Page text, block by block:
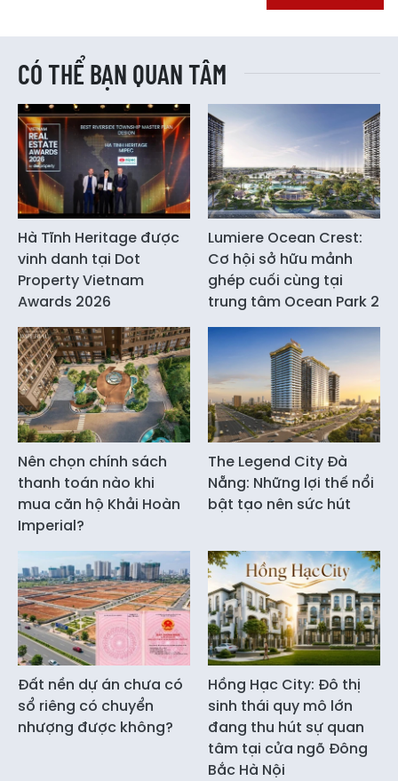
CÓ THỂ BẠN QUAN TÂM
Hà Tĩnh Heritage được
vinh danh tại Dot
Property Vietnam
Awards 2026
Lumiere Ocean Crest:
Cơ hội sở hữu mảnh
ghép cuối cùng tại
trung tâm Ocean Park 2
Nên chọn chính sách
thanh toán nào khi
mua căn hộ Khải Hoàn
Imperial?
The Legend City Đà
Nẵng: Những lợi thế nổi
bật tạo nên sức hút
Đất nền dự án chưa có
sổ riêng có chuyển
nhượng được không?
Hồng Hạc City: Đô thị
sinh thái quy mô lớn
đang thu hút sự quan
tâm tại cửa ngõ Đông
Bắc Hà Nội